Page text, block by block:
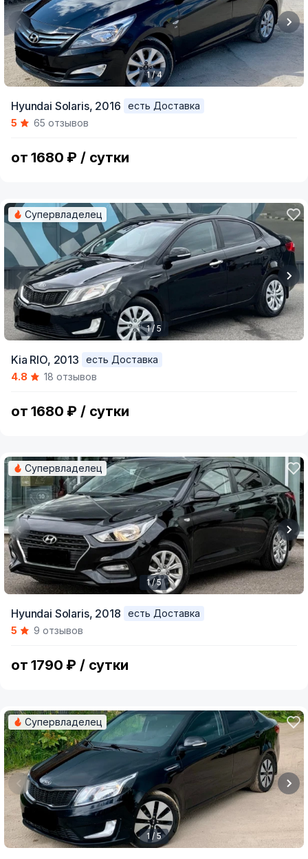
of
1 / 4
Hyundai Solaris, 2016
есть Доставка
5
65 отзывов
от 1680 ₽ / сутки
of
Супервладелец
1 / 5
Kia RIO, 2013
есть Доставка
4.8
18 отзывов
от 1680 ₽ / сутки
of
Супервладелец
1 / 5
Hyundai Solaris, 2018
есть Доставка
5
9 отзывов
от 1790 ₽ / сутки
Супервладелец
1 / 5